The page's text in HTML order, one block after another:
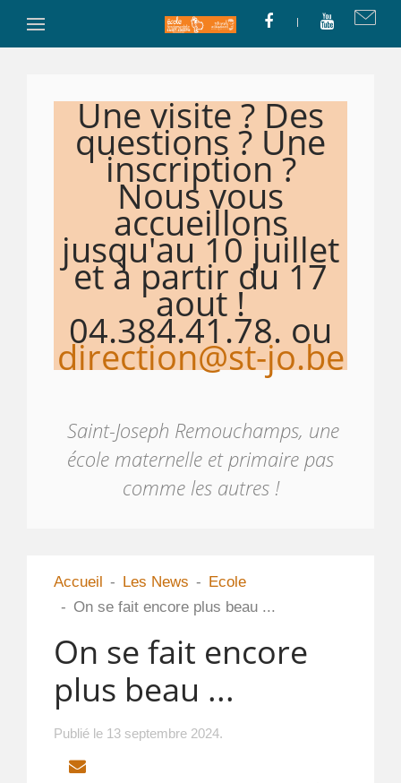
Une visite ? Des
questions ? Une
inscription ?
Nous vous
accueillons
jusqu'au 10 juillet
et à partir du 17
aout !
04.384.41.78. ou
direction@st-jo.be
Saint-Joseph Remouchamps, une
école maternelle et primaire pas
comme les autres !
Accueil Les News
Ecole
On se fait encore plus beau ...
On se fait encore
plus beau ...
Publié le 13 septembre 2024.
EMAIL